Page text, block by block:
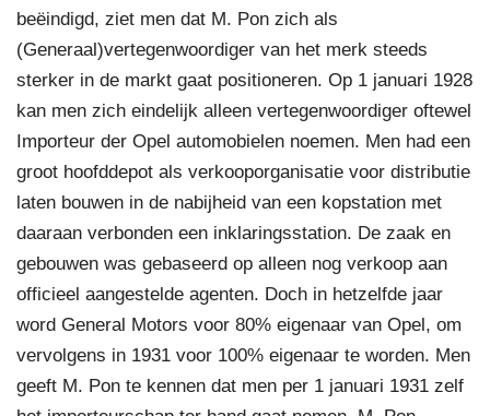
beëindigd, ziet men dat M. Pon zich als
(Generaal)vertegenwoordiger van het merk steeds
sterker in de markt gaat positioneren. Op 1 januari 1928
kan men zich eindelijk alleen vertegenwoordiger oftewel
Importeur der Opel automobielen noemen. Men had een
groot hoofddepot als verkooporganisatie voor distributie
laten bouwen in de nabijheid van een kopstation met
daaraan verbonden een inklaringsstation. De zaak en
gebouwen was gebaseerd op alleen nog verkoop aan
officieel aangestelde agenten. Doch in hetzelfde jaar
word General Motors voor 80% eigenaar van Opel, om
vervolgens in 1931 voor 100% eigenaar te worden. Men
geeft M. Pon te kennen dat men per 1 januari 1931 zelf